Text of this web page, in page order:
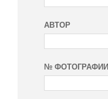
АВТОР
№ ФОТОГРАФИИ